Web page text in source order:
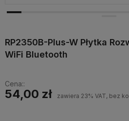
RP2350B-Plus-W Płytka
WiFi Bluetooth
Cena::
54,00 zł zawiera 23% VAT, bez